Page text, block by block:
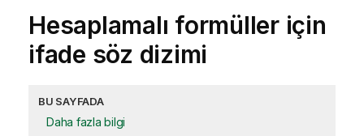
Hesaplamalı formüller için
ifade söz dizimi
BU SAYFADA
Daha fazla bilgi